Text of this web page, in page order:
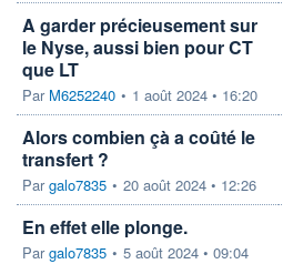
A garder précieusement sur
le Nyse, aussi bien pour CT
que LT
Par M6252240 • 1 août 2024 • 16:20
Alors combien çà a coûté le
transfert ?
Pargalo7835 • 20 août 2024 • 12:26
En effet elle plonge.
Pargalo7835 • 5 août 2024 • 09:04